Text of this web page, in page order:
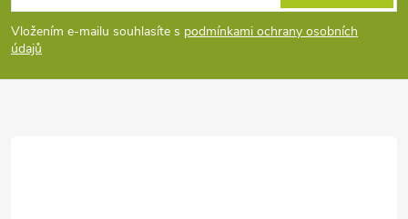
p
a
Vložením e-mailu souhlasíte s podmínkami ochrany osobních
údajů